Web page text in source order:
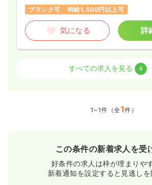
ブランク可
時給1,500円以上可
気になる 詳
賞与4ヶ月
ブランク可
月給26万円以上可
気になる 詳
すべての求人を見る 4
1~1件（全1件）
この条件の新着求人を受
好条件の求人は枠が埋まりや
新着通知を設定すると見逃し